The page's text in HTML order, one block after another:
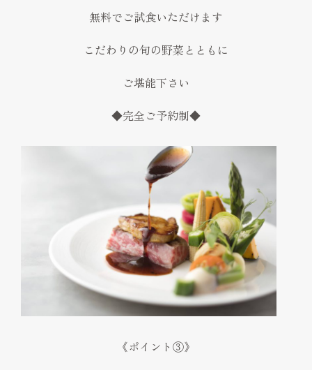
無料でご試食いただけます
こだわりの旬の野菜とともに
ご堪能下さい
◆完全ご予約制◆
《ポイント③》